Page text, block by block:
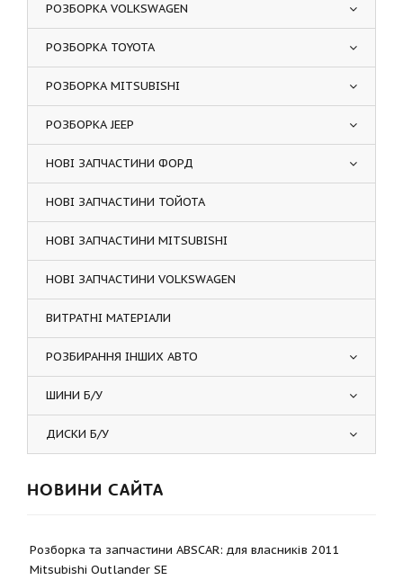
РОЗБОРКА VOLKSWAGEN
РОЗБОРКА TOYOTA
РОЗБОРКА MITSUBISHI
РОЗБОРКА JEEP
НОВІ ЗАПЧАСТИНИ ФОРД
НОВІ ЗАПЧАСТИНИ ТОЙОТА
НОВІ ЗАПЧАСТИНИ MITSUBISHI
НОВІ ЗАПЧАСТИНИ VOLKSWAGEN
ВИТРАТНІ МАТЕРІАЛИ
РОЗБИРАННЯ ІНШИХ АВТО
ШИНИ Б/У
ДИСКИ Б/У
НОВИНИ САЙТА
Розборка та запчастини ABSCAR: для власників 2011
Mitsubishi Outlander SE